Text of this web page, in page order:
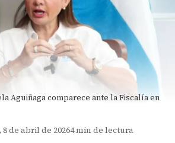
Aguiñaga comparece ante la Fiscalía en
de abril de 20264 min de lectura